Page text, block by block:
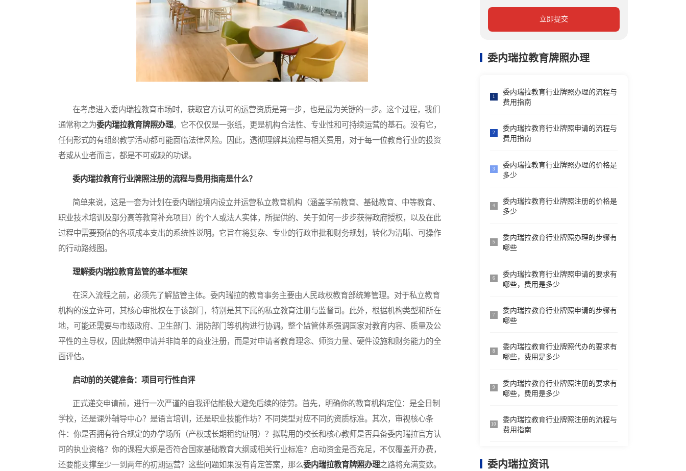
在考虑进入委内瑞拉教育市场时，获取官方认可的运营资质是第一步，也是最为关键的一步。这个过程，我们
通常称之为委内瑞拉教育牌照办理。它不仅仅是一张纸，更是机构合法性、专业性和可持续运营的基石。没有它，
任何形式的有组织教学活动都可能面临法律风险。因此，透彻理解其流程与相关费用，对于每一位教育行业的投资
者或从业者而言，都是不可或缺的功课。
委内瑞拉教育行业牌照注册的流程与费用指南是什么？
简单来说，这是一套为计划在委内瑞拉境内设立并运营私立教育机构（涵盖学前教育、基础教育、中等教育、
职业技术培训及部分高等教育补充项目）的个人或法人实体，所提供的、关于如何一步步获得政府授权，以及在此
过程中需要预估的各项成本支出的系统性说明。它旨在将复杂、专业的行政审批和财务规划，转化为清晰、可操作
的行动路线图。
理解委内瑞拉教育监管的基本框架
在深入流程之前，必须先了解监管主体。委内瑞拉的教育事务主要由人民政权教育部统筹管理。对于私立教育
机构的设立许可，其核心审批权在于该部门，特别是其下属的私立教育注册与监督司。此外，根据机构类型和所在
地，可能还需要与市级政府、卫生部门、消防部门等机构进行协调。整个监管体系强调国家对教育内容、质量及公
平性的主导权，因此牌照申请并非简单的商业注册，而是对申请者教育理念、师资力量、硬件设施和财务能力的全
面评估。
启动前的关键准备：项目可行性自评
正式递交申请前，进行一次严谨的自我评估能极大避免后续的徒劳。首先，明确你的教育机构定位：是全日制
学校，还是课外辅导中心？是语言培训，还是职业技能作坊？不同类型对应不同的资质标准。其次，审视核心条
件：你是否拥有符合规定的办学场所（产权或长期租约证明）？拟聘用的校长和核心教师是否具备委内瑞拉官方认
可的执业资格？你的课程大纲是否符合国家基础教育大纲或相关行业标准？启动资金是否充足，不仅覆盖开办费，
还要能支撑至少一到两年的初期运营？这些问题如果没有肯定答案，那么委内瑞拉教育牌照办理之路将充满变数。
立即提交
委内瑞拉教育牌照办理
1
委内瑞拉教育行业牌照办理的流程与
费用指南
2
委内瑞拉教育行业牌照申请的流程与
费用指南
3
委内瑞拉教育行业牌照办理的价格是
多少
4
委内瑞拉教育行业牌照注册的价格是
多少
5
委内瑞拉教育行业牌照办理的步骤有
哪些
6
委内瑞拉教育行业牌照申请的要求有
哪些，费用是多少
7
委内瑞拉教育行业牌照申请的步骤有
哪些
8
委内瑞拉教育行业牌照代办的要求有
哪些，费用是多少
9
委内瑞拉教育行业牌照注册的要求有
哪些，费用是多少
10
委内瑞拉教育行业牌照注册的流程与
费用指南
委内瑞拉资讯